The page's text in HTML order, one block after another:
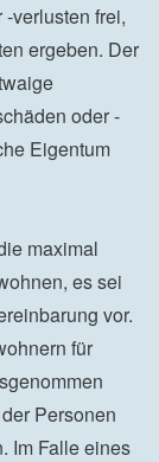
verlusten frei,
ergeben. Der
oder -
Eigentum
maximal
es sei
vor.
für
Personen
Im Falle eines